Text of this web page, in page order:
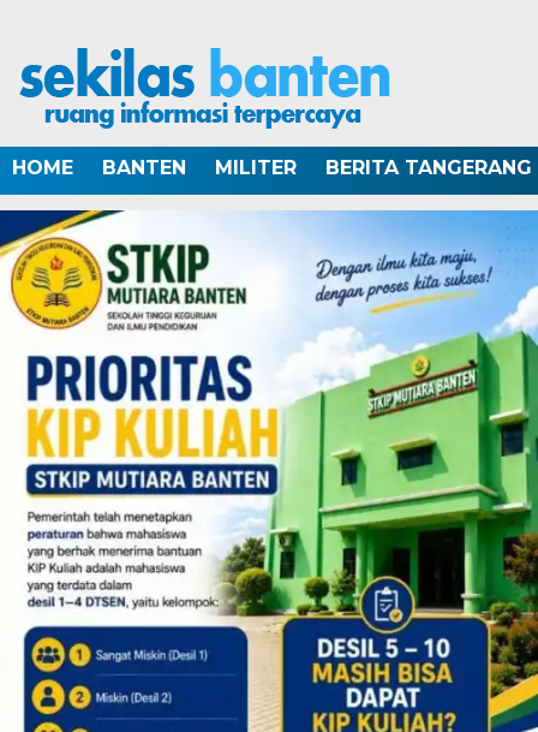
HOME BANTEN MILITER BERITA TANGERANG